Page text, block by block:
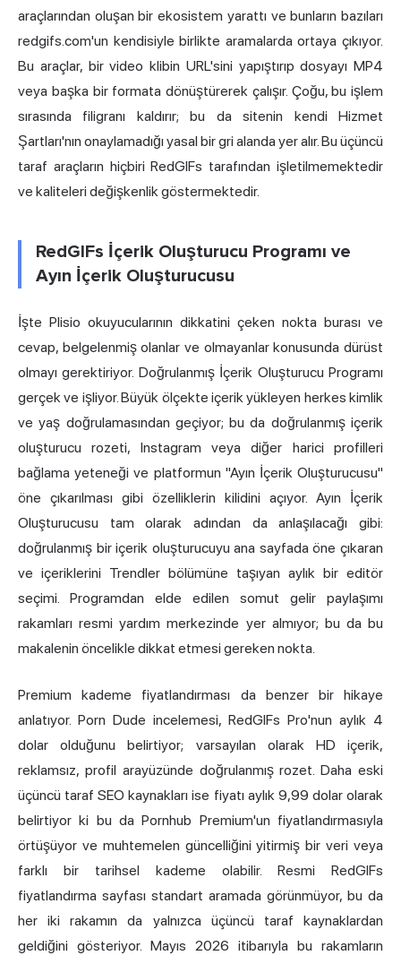
araçlarından oluşan bir ekosistem yarattı ve bunların bazıları
redgifs.com'un kendisiyle birlikte aramalarda ortaya çıkıyor.
Bu araçlar, bir video klibin URL'sini yapıştırıp dosyayı MP4
veya başka bir formata dönüştürerek çalışır. Çoğu, bu işlem
sırasında filigranı kaldırır; bu da sitenin kendi Hizmet
Şartları'nın onaylamadığı yasal bir gri alanda yer alır. Bu üçüncü
taraf araçların hiçbiri RedGIFs tarafından işletilmemektedir
ve kaliteleri değişkenlik göstermektedir.
RedGIFs İçerik Oluşturucu Programı ve
Ayın İçerik Oluşturucusu
İşte Plisio okuyucularının dikkatini çeken nokta burası ve
cevap, belgelenmiş olanlar ve olmayanlar konusunda dürüst
olmayı gerektiriyor. Doğrulanmış İçerik Oluşturucu Programı
gerçek ve işliyor. Büyük ölçekte içerik yükleyen herkes kimlik
ve yaş doğrulamasından geçiyor; bu da doğrulanmış içerik
oluşturucu rozeti, Instagram veya diğer harici profilleri
bağlama yeteneği ve platformun "Ayın İçerik Oluşturucusu"
öne çıkarılması gibi özelliklerin kilidini açıyor. Ayın İçerik
Oluşturucusu tam olarak adından da anlaşılacağı gibi:
doğrulanmış bir içerik oluşturucuyu ana sayfada öne çıkaran
ve içeriklerini Trendler bölümüne taşıyan aylık bir editör
seçimi. Programdan elde edilen somut gelir paylaşımı
rakamları resmi yardım merkezinde yer almıyor; bu da bu
makalenin öncelikle dikkat etmesi gereken nokta.
Premium kademe fiyatlandırması da benzer bir hikaye
anlatıyor. Porn Dude incelemesi, RedGIFs Pro'nun aylık 4
dolar olduğunu belirtiyor; varsayılan olarak HD içerik,
reklamsız, profil arayüzünde doğrulanmış rozet. Daha eski
üçüncü taraf SEO kaynakları ise fiyatı aylık 9,99 dolar olarak
belirtiyor ki bu da Pornhub Premium'un fiyatlandırmasıyla
örtüşüyor ve muhtemelen güncelliğini yitirmiş bir veri veya
farklı bir tarihsel kademe olabilir. Resmi RedGIFs
fiyatlandırma sayfası standart aramada görünmüyor, bu da
her iki rakamın da yalnızca üçüncü taraf kaynaklardan
geldiğini gösteriyor. Mayıs 2026 itibarıyla bu rakamların